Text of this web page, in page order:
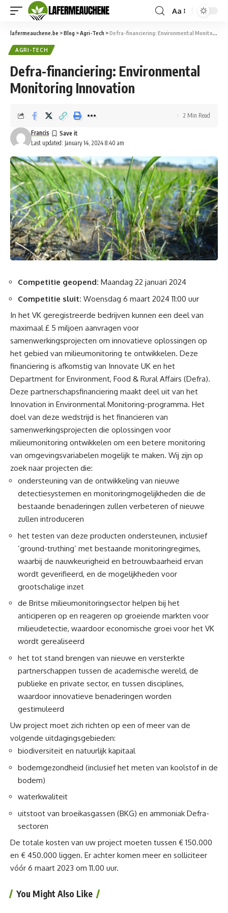
Font
Resizer
Aa
lafermeauchene.be >Blog >Agri-Tech >Defra-financiering: Environmental Monitoring Innovation
AGRI-TECH
Defra-financiering: Environmental
Monitoring Innovation
Last updated: January 14, 2024 8:40 am
Francis
2 Min Read
Competitie geopend: Maandag 22 januari 2024
Competitie sluit: Woensdag 6 maart 2024 11:00 uur
In het VK geregistreerde bedrijven kunnen een deel van
maximaal £ 5 miljoen aanvragen voor
samenwerkingsprojecten om innovatieve oplossingen op
het gebied van milieumonitoring te ontwikkelen. Deze
financiering is afkomstig van Innovate UK en het
Department for Environment, Food & Rural Affairs (Defra).
Deze partnerschapsfinanciering maakt deel uit van het
Innovation in Environmental Monitoring-programma. Het
doel van deze wedstrijd is het financieren van
samenwerkingsprojecten die oplossingen voor
milieumonitoring ontwikkelen om een ​​betere monitoring
van omgevingsvariabelen mogelijk te maken. Wij zijn op
zoek naar projecten die:
ondersteuning van de ontwikkeling van nieuwe
detectiesystemen en monitoringmogelijkheden die de
bestaande benaderingen zullen verbeteren of nieuwe
zullen introduceren
het testen van deze producten ondersteunen, inclusief
‘ground-truthing’ met bestaande monitoringregimes,
waarbij de nauwkeurigheid en betrouwbaarheid ervan
wordt geverifieerd, en de mogelijkheden voor
grootschalige inzet
de Britse milieumonitoringsector helpen bij het
anticiperen op en reageren op groeiende markten voor
milieudetectie, waardoor economische groei voor het VK
wordt gerealiseerd
het tot stand brengen van nieuwe en versterkte
partnerschappen tussen de academische wereld, de
publieke en private sector, en tussen disciplines,
waardoor innovatieve benaderingen worden
gestimuleerd
Uw project moet zich richten op een of meer van de
volgende uitdagingsgebieden:
biodiversiteit en natuurlijk kapitaal
bodemgezondheid (inclusief het meten van koolstof in de
bodem)
waterkwaliteit
uitstoot van broeikasgassen (BKG) en ammoniak Defra-
sectoren
De totale kosten van uw project moeten tussen € 150.000
en € 450.000 liggen. Er achter komen meer en solliciteer
vóór 6 maart 2023 om 11.00 uur.
You Might Also Like